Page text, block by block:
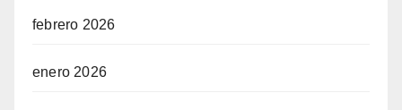
febrero 2026
enero 2026